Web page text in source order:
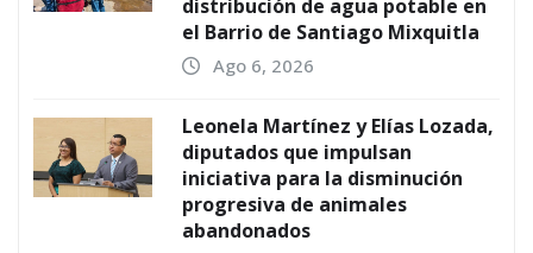
distribución de agua potable en
el Barrio de Santiago Mixquitla
Ago 6, 2026
Leonela Martínez y Elías Lozada,
diputados que impulsan
iniciativa para la disminución
progresiva de animales
abandonados